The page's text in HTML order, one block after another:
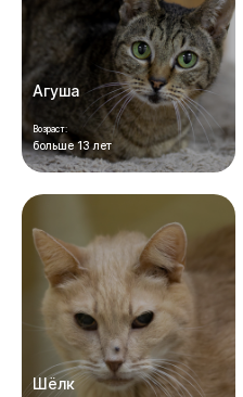
Агуша
Возраст:
больше 13 лет
Шёлк